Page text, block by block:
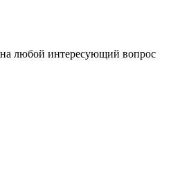
любой интересующий вопрос